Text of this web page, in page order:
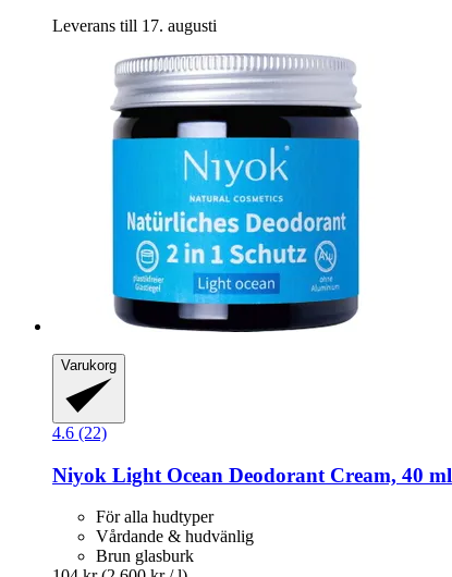
Leverans till 17. augusti
Varukorg
4.6 (22)
Niyok Light Ocean Deodorant Cream, 40 ml
För alla hudtyper
Vårdande & hudvänlig
Brun glasburk